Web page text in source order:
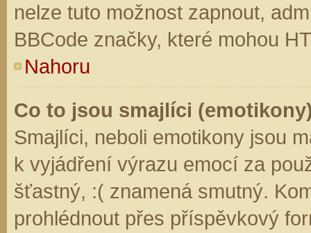
nelze tuto možnost zapnout,
BBCode značky, které mohou
Nahoru
Co to jsou smajlíci
Smajlíci, neboli emotikony jsou
k vyjádření výrazu emocí za
šťastný, :( znamená smutný.
prohlédnout přes příspěvkový